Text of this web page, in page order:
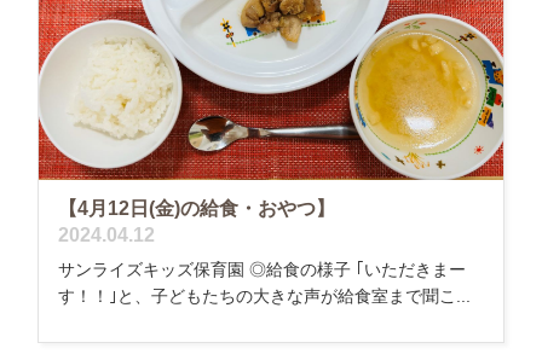
【4月12日(金)の給食・おやつ】
2024.04.12
サンライズキッズ保育園 ◎給食の様子 ｢いただきまー
す！！｣と、子どもたちの大きな声が給食室まで聞こ...